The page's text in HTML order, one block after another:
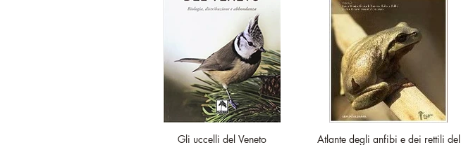
Gli uccelli del Veneto
Atlante degli anfibi e dei rettili del